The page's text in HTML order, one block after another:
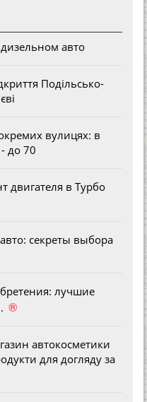
авто
Подільсько-
вулицях: в
до 70
двигателя в Турбо
секреты выбора
лучшие
®
автокосметики
для догляду за